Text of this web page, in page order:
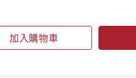
加入購物車